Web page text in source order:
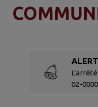
D'EAU
02-